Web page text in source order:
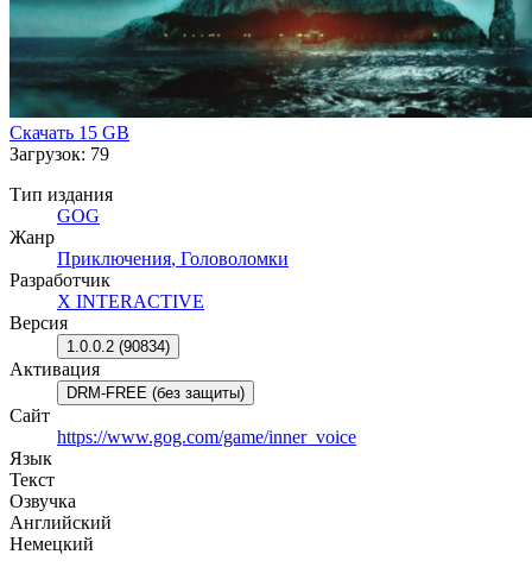
Скачать 15 GB
Загрузок: 79
Тип издания
GOG
Жанр
Приключения, Головоломки
Разработчик
X INTERACTIVE
Версия
1.0.0.2 (90834)
Активация
DRM-FREE (без защиты)
Сайт
https://www.gog.com/game/inner_voice
Язык
Текст
Озвучка
Английский
Немецкий